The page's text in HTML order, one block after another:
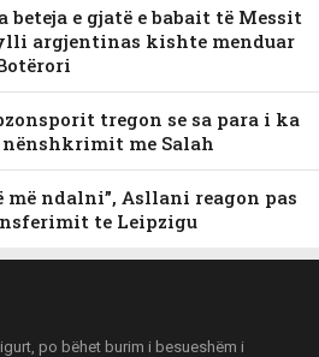
beteja e gjatë e babait të Messit
argjentinas kishte menduar
tregon se sa para i ka
me Salah
më ndalni”, Asllani reagon pas
te Leipzigu
po bëhet burim i besueshëm i